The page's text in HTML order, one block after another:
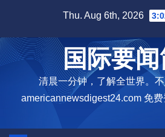
content
Thu. Aug 6th, 2026
国际要
清晨一分钟，了解全世界。不
americannewsdigest24.com 免